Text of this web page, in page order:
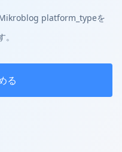
platform_typeを
る